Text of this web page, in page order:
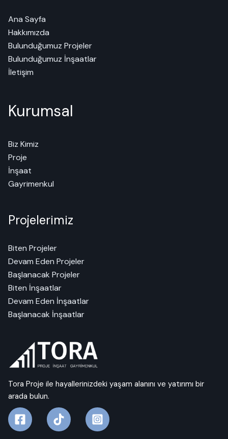
Ana Sayfa
Hakkımızda
Bulunduğumuz Projeler
Bulunduğumuz İnşaatlar
İletişim
Kurumsal
Biz Kimiz
Proje
İnşaat
Gayrimenkul
Projelerimiz
Biten Projeler
Devam Eden Projeler
Başlanacak Projeler
Biten İnşaatlar
Devam Eden İnşaatlar
Başlanacak İnşaatlar
Tora Proje ile hayallerinizdeki yaşam alanını ve yatırımı bir
arada bulun.